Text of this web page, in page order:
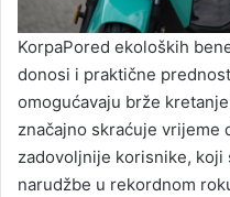
KorpaPored ekoloških
donosi i praktične
omogućavaju brže
značajno skraćuje vrijeme
zadovoljnije korisnike, koji
narudžbe u rekordnom